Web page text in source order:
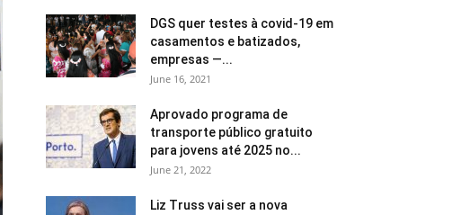
DGS quer testes à covid-19 em
casamentos e batizados,
empresas —...
June 16, 2021
Aprovado programa de
transporte público gratuito
para jovens até 2025 no...
June 21, 2022
Liz Truss vai ser a nova